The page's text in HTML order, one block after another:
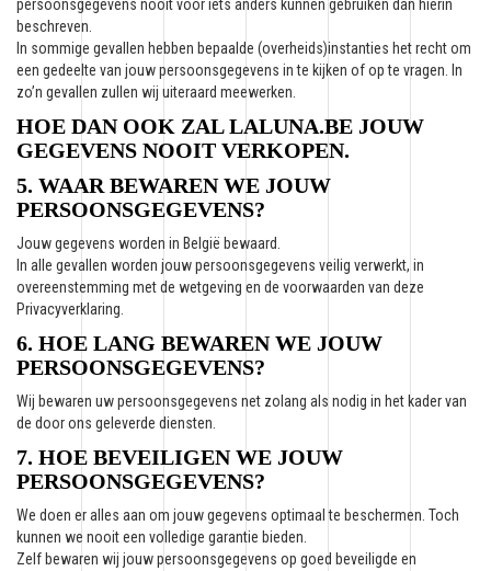
persoonsgegevens nooit voor iets anders kunnen gebruiken dan hierin
beschreven.
In sommige gevallen hebben bepaalde (overheids)instanties het recht om
een gedeelte van jouw persoonsgegevens in te kijken of op te vragen. In
zo’n gevallen zullen wij uiteraard meewerken.
HOE DAN OOK ZAL LALUNA.BE JOUW
GEGEVENS NOOIT VERKOPEN.
5. WAAR BEWAREN WE JOUW
PERSOONSGEGEVENS?
Jouw gegevens worden in België bewaard.
In alle gevallen worden jouw persoonsgegevens veilig verwerkt, in
overeenstemming met de wetgeving en de voorwaarden van deze
Privacyverklaring.
6. HOE LANG BEWAREN WE JOUW
PERSOONSGEGEVENS?
Wij bewaren uw persoonsgegevens net zolang als nodig in het kader van
de door ons geleverde diensten.
7. HOE BEVEILIGEN WE JOUW
PERSOONSGEGEVENS?
We doen er alles aan om jouw gegevens optimaal te beschermen. Toch
kunnen we nooit een volledige garantie bieden.
Zelf bewaren wij jouw persoonsgegevens op goed beveiligde en